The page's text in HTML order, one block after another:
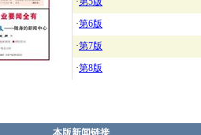
·第6版
·第7版
·第8版
本版新闻链接